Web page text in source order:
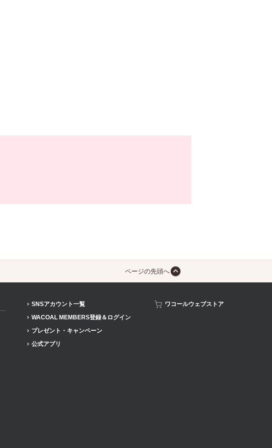
ページの先頭へ
SNSアカウント一覧
WACOAL MEMBERS登録＆ログイン
プレゼント・キャンペーン
公式アプリ
ワコールウェブストア